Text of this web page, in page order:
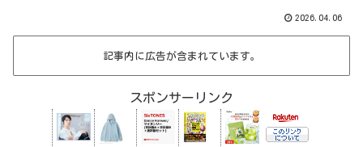
2026.04.06
記事内に広告が含まれています。
スポンサーリンク